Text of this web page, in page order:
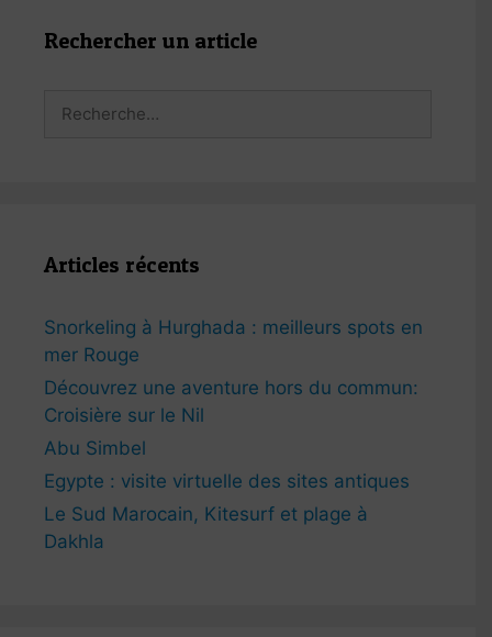
Rechercher un article
Rechercher :
Articles récents
Snorkeling à Hurghada : meilleurs spots en
mer Rouge
Découvrez une aventure hors du commun:
Croisière sur le Nil
Abu Simbel
Egypte : visite virtuelle des sites antiques
Le Sud Marocain, Kitesurf et plage à
Dakhla